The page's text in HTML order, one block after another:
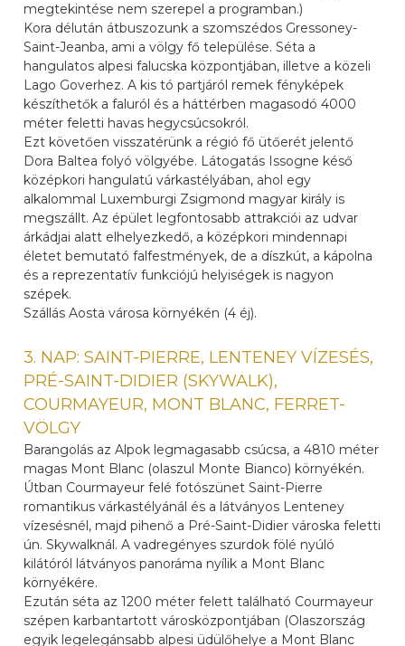
megtekintése nem szerepel a programban.)
Kora délután átbuszozunk a szomszédos Gressoney-
Saint-Jeanba, ami a völgy fő települése. Séta a
hangulatos alpesi falucska központjában, illetve a közeli
Lago Goverhez. A kis tó partjáról remek fényképek
készíthetők a faluról és a háttérben magasodó 4000
méter feletti havas hegycsúcsokról.
Ezt követően visszatérünk a régió fő ütőerét jelentő
Dora Baltea folyó völgyébe. Látogatás Issogne késő
középkori hangulatú várkastélyában, ahol egy
alkalommal Luxemburgi Zsigmond magyar király is
megszállt. Az épület legfontosabb attrakciói az udvar
árkádjai alatt elhelyezkedő, a középkori mindennapi
életet bemutató falfestmények, de a díszkút, a kápolna
és a reprezentatív funkciójú helyiségek is nagyon
szépek.
Szállás Aosta városa környékén (4 éj).
3. NAP: SAINT-PIERRE, LENTENEY VÍZESÉS,
PRÉ-SAINT-DIDIER (SKYWALK),
COURMAYEUR, MONT BLANC, FERRET-
VÖLGY
Barangolás az Alpok legmagasabb csúcsa, a 4810 méter
magas Mont Blanc (olaszul Monte Bianco) környékén.
Útban Courmayeur felé fotószünet Saint-Pierre
romantikus várkastélyánál és a látványos Lenteney
vízesésnél, majd pihenő a Pré-Saint-Didier városka feletti
ún. Skywalknál. A vadregényes szurdok fölé nyúló
kilátóról látványos panoráma nyílik a Mont Blanc
környékére.
Ezután séta az 1200 méter felett található Courmayeur
szépen karbantartott városközpontjában (Olaszország
egyik legelegánsabb alpesi üdülőhelye a Mont Blanc